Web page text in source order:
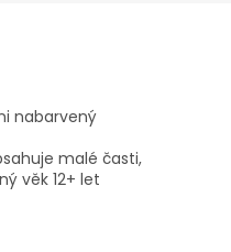
nabarvený
malé časti,
věk 12+ let